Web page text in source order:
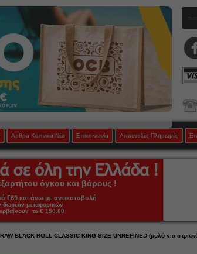
Αρθρα-Καπνικά Νέα Επικοινωνία Αποστολές-Πληρωμές
όγκου και βάρους !
και άνω με αντικαταβολή
δωρεάν μεταφορικών
τα € 150.00
BLACK ROLL CLASSIC KING SIZE UNREFINED (ρολό για